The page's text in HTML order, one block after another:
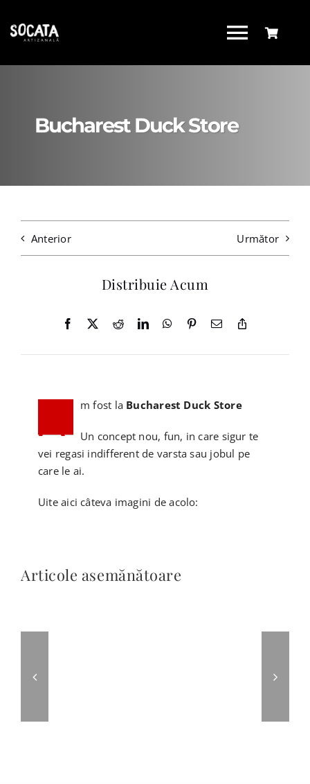
content
MAGAZIN
B2B
CONTACT
Bucharest Duck Store
Anterior Următor
Distribuie Acum
A m fost la Bucharest Duck Store
Un concept nou, fun, in care sigur te
vei regasi indifferent de varsta sau jobul pe
care le ai.
Uite aici câteva imagini de acolo:
Articole asemănătoare